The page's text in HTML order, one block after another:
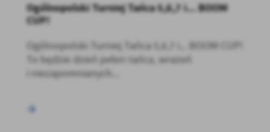
Ogólnopolski Turniej Tańca 5,6,7 i... BOOM
CUP!
Ogólnopolski Turniej Tańca 5,6,7 i... BOOM CUP!
To będzie dzień pełen tańca, wrażeń
i niezapomnianych...